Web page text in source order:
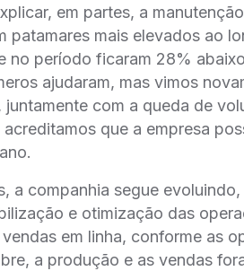
em partes, a
patamares mais elevados ao
no período ficaram 28%
ajudaram, mas vimos
com a queda de
que a empresa
a companhia segue
e otimização das
em linha, conforme as
a produção e as vendas